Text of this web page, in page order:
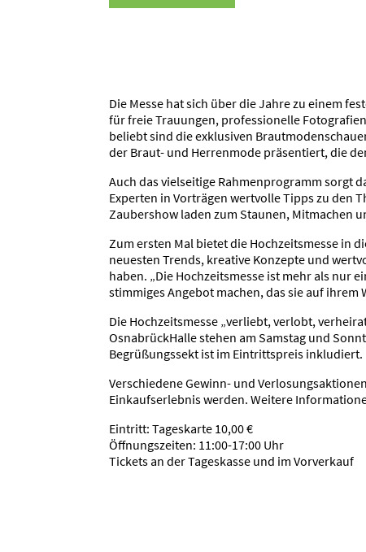
Die Messe hat sich über die Jahre zu einem
für freie Trauungen, professionelle
beliebt sind die exklusiven
der Braut- und Herrenmode präsentiert, die
Auch das vielseitige Rahmenprogramm sorgt
Experten in Vorträgen wertvolle Tipps zu den
Zaubershow laden zum Staunen, Mitmachen
Zum ersten Mal bietet die Hochzeitsmesse in
neuesten Trends, kreative Konzepte und
haben. „Die Hochzeitsmesse ist mehr als nur
stimmiges Angebot machen, das sie auf ihrem
Die Hochzeitsmesse „verliebt, verlobt,
OsnabrückHalle stehen am Samstag und
Begrüßungssekt ist im Eintrittspreis inkludiert.
Verschiedene Gewinn- und
Einkaufserlebnis werden. Weitere
Eintritt: Tageskarte 10,00 €
Öffnungszeiten: 11:00-17:00 Uhr
Tickets an der Tageskasse und im Vorverkauf